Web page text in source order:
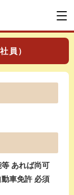
員）
あれば尚可
車免許 必須